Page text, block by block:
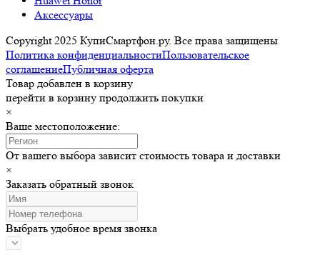
Аксессуары
Copyright 2025 КупиСмартфон.ру. Все права защищены
Политика конфиденциальностиПользовательское
соглашениеПубличная оферта
Товар добавлен в корзину
перейти в корзину продолжить покупки
×
Ваше местоположение:
От вашего выбора зависит стоимость товара и доставки
×
Заказать обратный звонок
Выбрать удобное время звонка